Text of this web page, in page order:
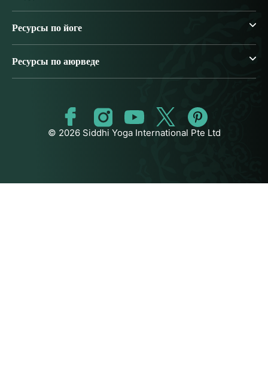
Ресурсы по йоге
Ресурсы по аюрведе
© 2026 Siddhi Yoga International Pte Ltd